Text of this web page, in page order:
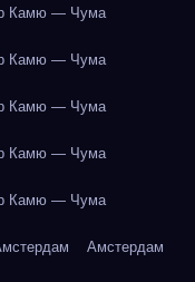
Камю — Чума
Камю — Чума
Камю — Чума
Камю — Чума
Камю — Чума
Амстердам